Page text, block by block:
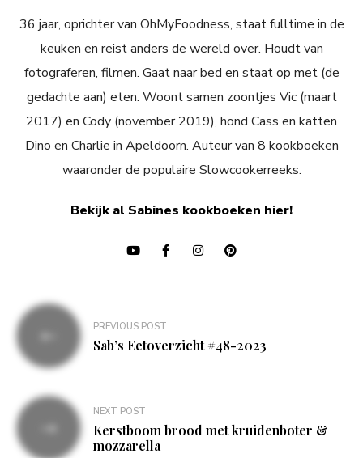
36 jaar, oprichter van OhMyFoodness, staat fulltime in de
keuken en reist anders de wereld over. Houdt van
fotograferen, filmen. Gaat naar bed en staat op met (de
gedachte aan) eten. Woont samen zoontjes Vic (maart
2017) en Cody (november 2019), hond Cass en katten
Dino en Charlie in Apeldoorn. Auteur van 8 kookboeken
waaronder de populaire Slowcookerreeks.
Bekijk al Sabines kookboeken hier!
Bericht
navigatie
PREVIOUS POST
Sab’s Eetoverzicht #48-2023
NEXT POST
Kerstboom brood met kruidenboter &
mozzarella